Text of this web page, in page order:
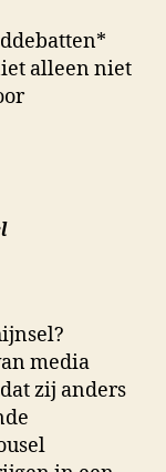
alleen niet
media
zij anders